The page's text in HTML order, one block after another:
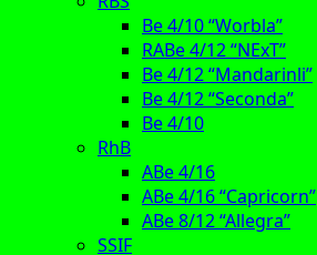
Be 4/10 “Worbla”
RABe 4/12 “NExT”
Be 4/12 “Mandarinli”
Be 4/12 “Seconda”
Be 4/10
RhB
ABe 4/16
ABe 4/16 “Capricorn”
ABe 8/12 “Allegra”
SSIF